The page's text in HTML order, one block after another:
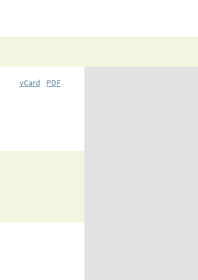
vCard PDF